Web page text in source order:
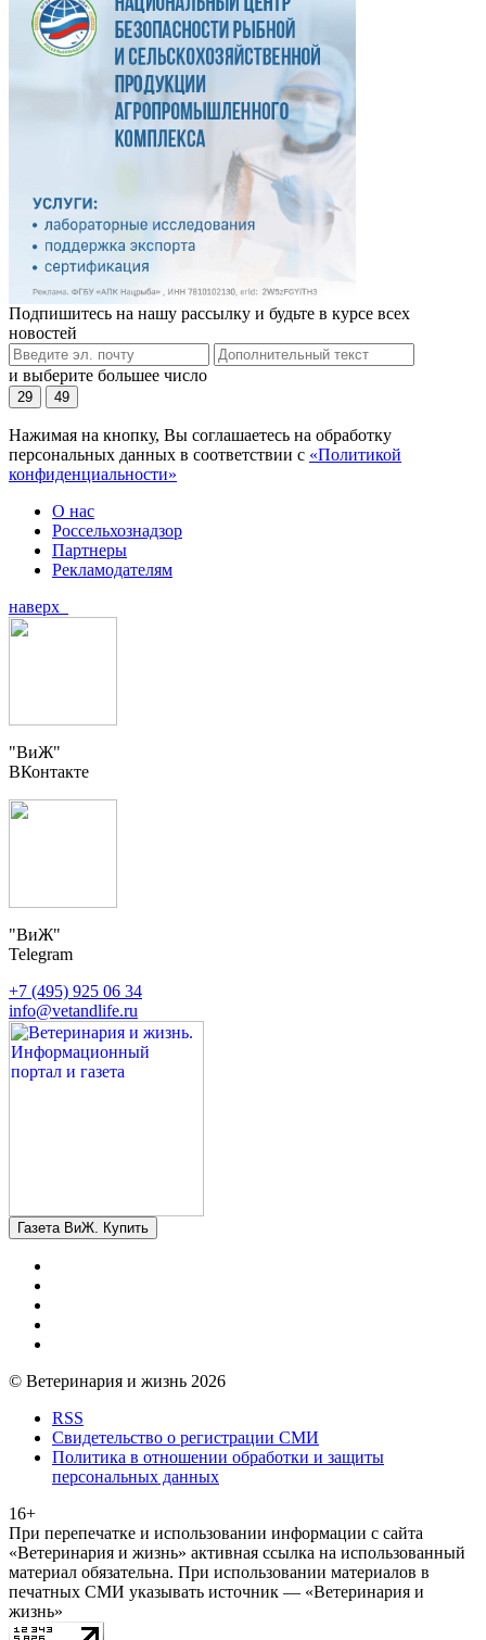
Подпишитесь на нашу рассылку и будьте в курсе всех
новостей
и выберите большее число
29 49
Нажимая на кнопку, Вы соглашаетесь на обработку
персональных данных в соответствии с «Политикой
конфиденциальности»
О нас
Россельхознадзор
Партнеры
Рекламодателям
наверх
"ВиЖ"
ВКонтакте
"ВиЖ"
Telegram
+7 (495) 925 06 34
info@vetandlife.ru
Газета ВиЖ. Купить
© Ветеринария и жизнь 2026
RSS
Свидетельство о регистрации СМИ
Политика в отношении обработки и защиты
персональных данных
16+
При перепечатке и использовании информации с сайта
«Ветеринария и жизнь» активная ссылка на использованный
материал обязательна. При использовании материалов в
печатных СМИ указывать источник — «Ветеринария и
жизнь»